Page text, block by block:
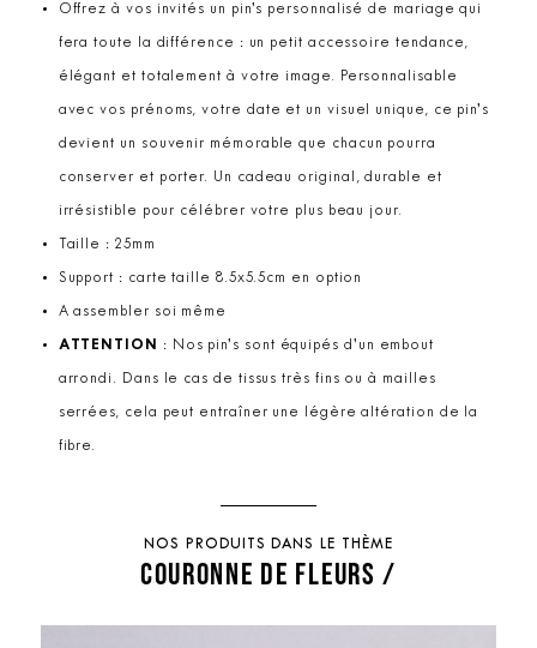
Offrez à vos invités un pin’s personnalisé de mariage qui
fera toute la différence : un petit accessoire tendance,
élégant et totalement à votre image. Personnalisable
avec vos prénoms, votre date et un visuel unique, ce pin’s
devient un souvenir mémorable que chacun pourra
conserver et porter. Un cadeau original, durable et
irrésistible pour célébrer votre plus beau jour.
Taille : 25mm
Support : carte taille 8.5x5.5cm en option
A assembler soi même
ATTENTION : Nos pin’s sont équipés d’un embout
arrondi. Dans le cas de tissus très fins ou à mailles
serrées, cela peut entraîner une légère altération de la
fibre.
NOS PRODUITS DANS LE THÈME
COURONNE DE FLEURS /